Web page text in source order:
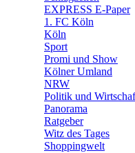
🧩
EXPRESS E-Paper
1. FC Köln
Köln
Sport
Promi und Show
Kölner Umland
NRW
Politik und
Panorama
Ratgeber
Witz des Tages
Shoppingwelt